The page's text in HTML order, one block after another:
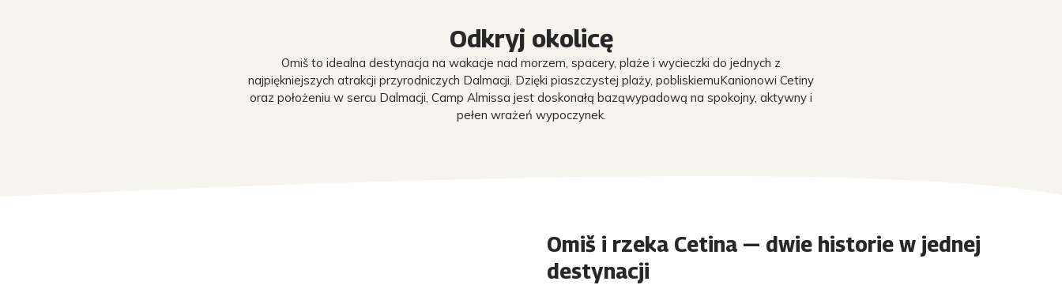
Odkryj okolicę
Omiš to idealna destynacja na wakacje nad morzem, spacery, plaże i wycieczki do jednych z
najpiękniejszych atrakcji przyrodniczych Dalmacji. Dzięki piaszczystej plaży, pobliskiemuKanionowi Cetiny
oraz położeniu w sercu Dalmacji, Camp Almissa jest doskonałą baząwypadową na spokojny, aktywny i
pełen wrażeń wypoczynek.
Omiš i rzeka Cetina — dwie historie w jednej
destynacji